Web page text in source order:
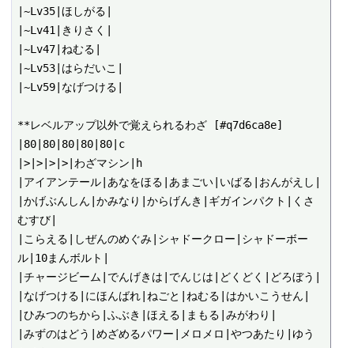
|~Lv35|ほしがる|
|~Lv41|きりさく|
|~Lv47|ねむる|
|~Lv53|はらだいこ|
|~Lv59|なげつける|
**レベルアップ以外で覚えられるわざ [#q7d6ca8e]
|80|80|80|80|80|c
|>|>|>|>|わざマシン|h
|アイアンテール|あなをほる|あまごい|いばる|おんがえし|
|かげぶんしん|かみなり|からげんき|ギガインパクト|くさ
むすび|
|こらえる|しぜんのめぐみ|シャドークロー|シャドーボー
ル|10まんボルト|
|チャージビーム|でんげきは|でんじは|どくどく|どろぼう|
|なげつける|にほんばれ|ねごと|ねむる|はかいこうせん|
|ひみつのちから|ふぶき|ほえる|まもる|みがわり|
|みずのはどう|めざめるパワー|メロメロ|やつあたり|ゆう